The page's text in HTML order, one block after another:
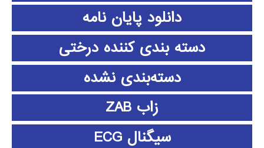
دانلود پايان نامه
دسته بندی کننده درختی
دسته‌بندی نشده
زاب ZAB
سیگنال ECG